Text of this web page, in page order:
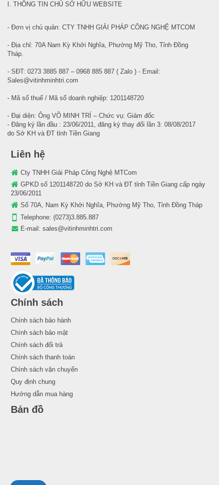
I. THÔNG TIN CHỦ SỞ HỮU WEBSITE
- Đơn vị chủ quản: CTY TNHH GIẢI PHÁP CÔNG NGHỆ MTCOM
- Địa chỉ: 70A Nam Kỳ Khởi Nghĩa, Phường Mỹ Tho, Tỉnh Đồng
Tháp.
- SĐT: 0273 3885 887 – 0968 885 887 ( Zalo ) - Email:
Sales@vitinhminhtri.com
- Mã số thuế / Mã số doanh nghiệp: 1201148720
- Đại diện: Ông VÕ MINH TRÍ – Chức vụ: Giám đốc
- Đăng ký lần đầu : 23/06/2011, đăng ký thay đổi lần 3: 08/08/2017
do Sở KH và ĐT tỉnh Tiền Giang
Liên hệ
Cty TNHH Giải Pháp Công Nghệ MTCom
GPKD số 1201148720 do Sở KH và ĐT tỉnh Tiền Giang cấp ngày
23/06/2011
Số 70A, Nam Kỳ Khởi Nghĩa, Phường Mỹ Tho, Tỉnh Đồng Tháp
Telephone: (0273)3.885.887
E-mail: sales@vitinhminhtri.com
Chính sách
Chính sách bảo hành
Chính sách bảo mật
Chính sách đổi trả
Chính sách thanh toán
Chính sách vận chuyển
Quy định chung
Hướng dẫn mua hàng
Bản đồ